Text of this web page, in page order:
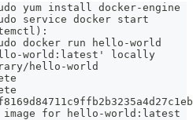
yum install docker-engine
service docker start
docker run hello-world
world:latest' locally
hello-world
image for hello-world:latest